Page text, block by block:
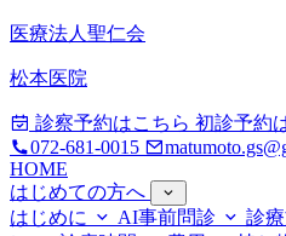
医療法人聖仁会
松本医院
診察予約はこちら 初診予約
072-681-0015
HOME
はじめての方へ
はじめに
AI事前問診 診